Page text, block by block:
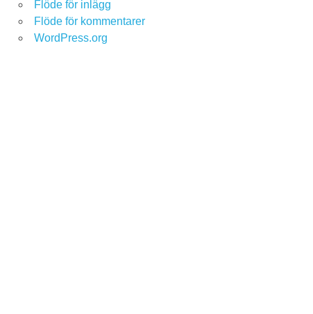
Flöde för inlägg
Flöde för kommentarer
WordPress.org